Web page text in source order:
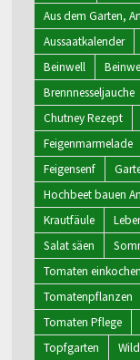
Aus dem Garten,
Aussaatkalender
Beinwell
Brennnesseljauche
Chutney Rezept
Feigenmarmelade
Feigensenf
Hochbeet bauen
Krautfäule
Salat säen
Tomaten einkochen
Tomatenpflanzen
Tomaten Pflege
Topfgarten